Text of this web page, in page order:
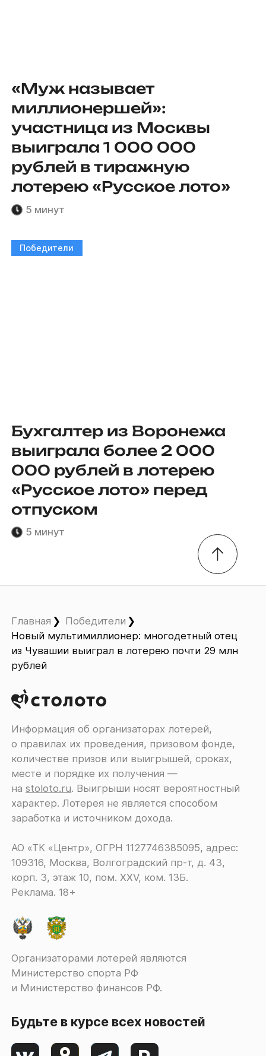
«Муж называет
миллионершей»:
участница из Москвы
выиграла 1 000 000
рублей в тиражную
лотерею «Русское лото»
5 минут
Победители
Бухгалтер из Воронежа
выиграла более 2 000
000 рублей в лотерею
«Русское лото» перед
отпуском
5 минут
Главная
Победители
Новый мультимиллионер: многодетный отец
из Чувашии выиграл в лотерею почти 29 млн
рублей
Информация об организаторах лотерей,
о правилах их проведения, призовом фонде,
количестве призов или выигрышей, сроках,
месте и порядке их получения ―
наstoloto.ru. Выигрыши носят вероятностный
характер. Лотерея не является способом
заработка и источником дохода.
АО «ТК «Центр», ОГРН 1127746385095, адрес:
109316, Москва, Волгоградский пр-т, д. 43,
корп. 3, этаж 10, пом. XXV, ком. 13Б.
Реклама. 18+
Организаторами лотерей являются
Министерство спорта РФ
и Министерство финансов РФ.
Будьте в курсе всех новостей